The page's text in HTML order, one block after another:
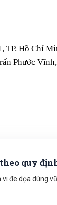
TP. Hồ Chí
Phước
quy
đe dọa dùng